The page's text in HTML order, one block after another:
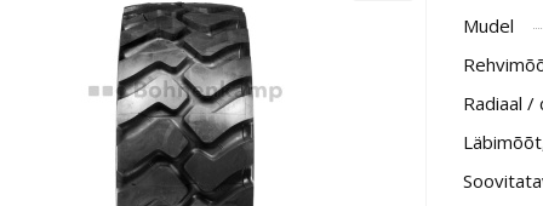
Mudel
Radiaal /